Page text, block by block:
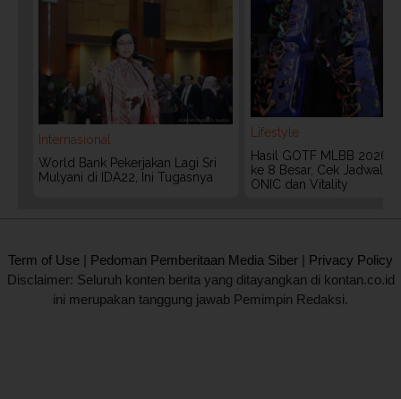
Internasional
World Bank Pekerjakan Lagi Sri
Mulyani di IDA22, Ini Tugasnya
Lifestyle
Hasil GOTF MLBB 2026:
ke 8 Besar, Cek Jadwal
ONIC dan Vitality
Term of Use | Pedoman Pemberitaan Media Siber | Privacy Policy
Disclaimer: Seluruh konten berita yang ditayangkan di kontan.co.id
ini merupakan tanggung jawab Pemimpin Redaksi.